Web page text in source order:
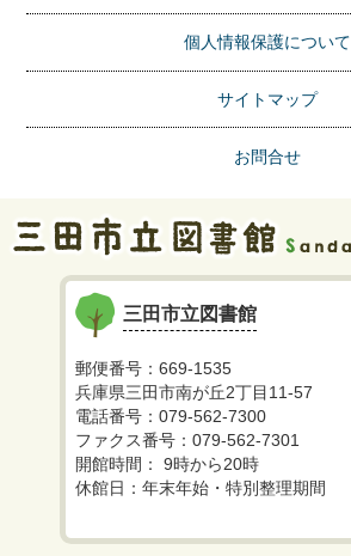
個人情報保護について
サイトマップ
お問合せ
三田市立図書館
郵便番号：669-1535
兵庫県三田市南が丘2丁目11-57
電話番号：079-562-7300
ファクス番号：079-562-7301
開館時間： 9時から20時
休館日：年末年始・特別整理期間